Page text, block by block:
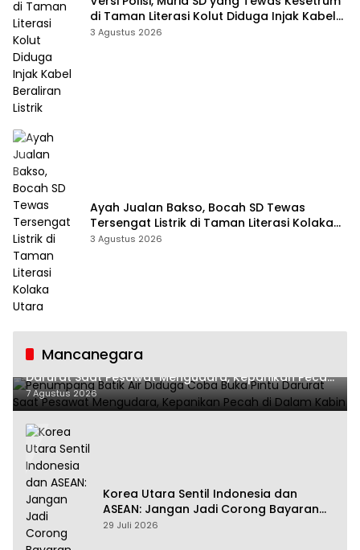
di Taman Literasi Kolut Diduga Injak Kabel
Beraliran Listrik
3 Agustus 2026
Ayah Jualan Bakso, Bocah SD Tewas
Tersengat Listrik di Taman Literasi Kolaka
Utara
3 Agustus 2026
Mancanegara
Penumpang Batik Air Diduga Coba Buka Pintu
Darurat Saat Pesawat Mengudara, Kepanikan Pecah
di Dalam Kabin
7 Agustus 2026
Korea Utara Sentil Indonesia dan
ASEAN: Jangan Jadi Corong Bayaran
Amerika Serikat
29 Juli 2026